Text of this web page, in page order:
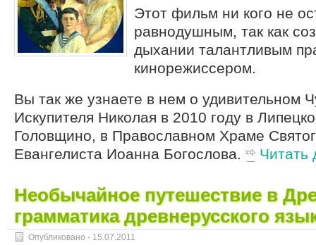
Этот фильм ни кого не
равнодушным, так как
дыхании талантливым
кинорежиссером.
Вы так же узнаете в нем о удивительном
Искупителя Николая в 2010 году в
Головщино, в Православном Храме
Евангелиста Иоанна Богослова.
Читать
Необычайное путешествие в
грамматика древнерусского
Опубликовано - 15.07.2011